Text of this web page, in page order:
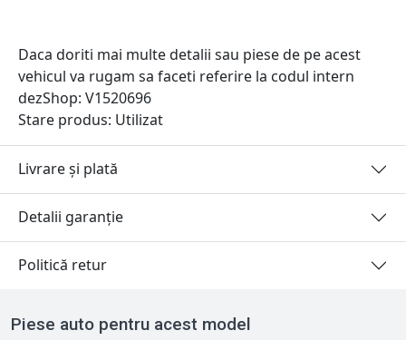
Daca doriti mai multe detalii sau piese de pe acest
vehicul va rugam sa faceti referire la codul intern
dezShop: V1520696
Stare produs: Utilizat
Livrare și plată
Detalii garanție
Politică retur
Piese auto pentru acest model